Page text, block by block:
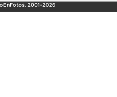
2001-2026